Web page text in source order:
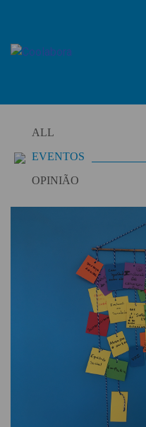
content
ALL
EVENTOS
OPINIÃO